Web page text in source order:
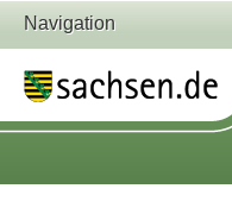
Navigation